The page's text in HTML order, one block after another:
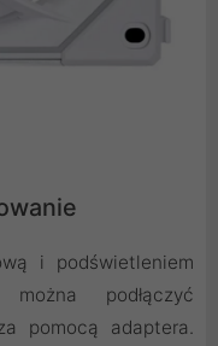
i podświetleniem
podłączyć
pomocą adaptera.